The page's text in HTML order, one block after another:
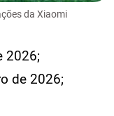
da Xiaomi
2026;
de 2026;